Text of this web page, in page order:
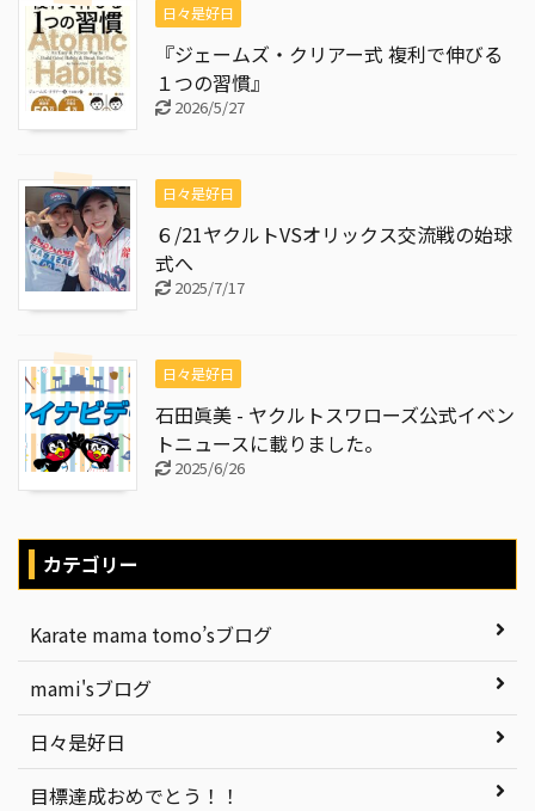
日々是好日
『ジェームズ・クリアー式 複利で伸びる
１つの習慣』
2026/5/27
日々是好日
６/21ヤクルトVSオリックス交流戦の始球
式へ
2025/7/17
日々是好日
石田眞美 - ヤクルトスワローズ公式イベン
トニュースに載りました。
2025/6/26
カテゴリー
Karate mama tomo’sブログ
mami'sブログ
日々是好日
目標達成おめでとう！！